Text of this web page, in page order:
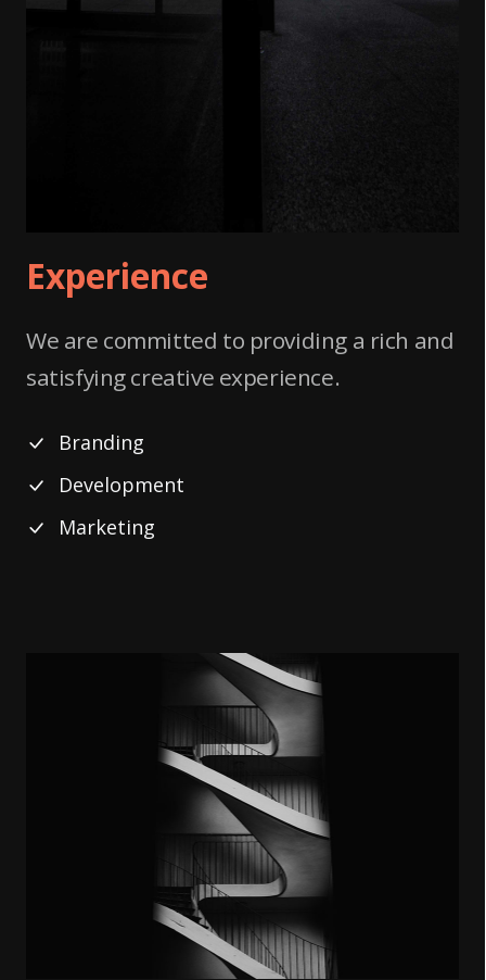
Experience
We are committed to providing a rich and
satisfying creative experience.
Branding
Development
Marketing